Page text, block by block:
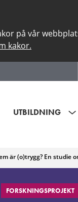
på vår
kakor.
UTBILDNING
är (o)trygg? En studie
FORSKNINGSPROJEKT